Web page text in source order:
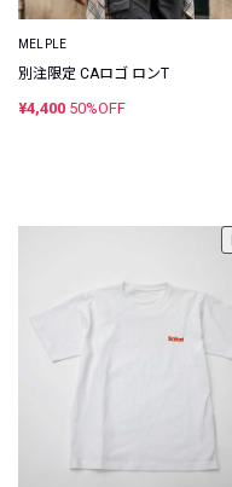
MELPLE
別注限定 CAロゴ ロンT
¥4,400 50%OFF